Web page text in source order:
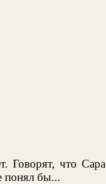
Говорят, что Сара
понял бы...